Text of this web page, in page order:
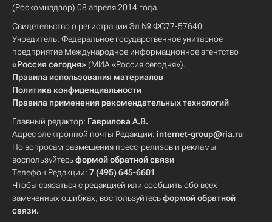
(Роскомнадзор) 08 апреля 2014 года.
Свидетельство о регистрации Эл № ФС77-57640
Учредитель: Федеральное государственное унитарное
предприятие Международное информационное агентство
«Россия сегодня» (МИА «Россия сегодня»).
Правила использования материалов
Политика конфиденциальности
Правила применения рекомендательных технологий
Главный редактор: Гаврилова А.В.
Адрес электронной почты Редакции: internet-group@ria.ru
По вопросам размещения пресс-релизов и рекламы
воспользуйтесьформой обратной связи
Телефон Редакции: 7 (495) 645-6601
Чтобы связаться с редакцией или сообщить обо всех
замеченных ошибках, воспользуйтесьформой обратной
связи.